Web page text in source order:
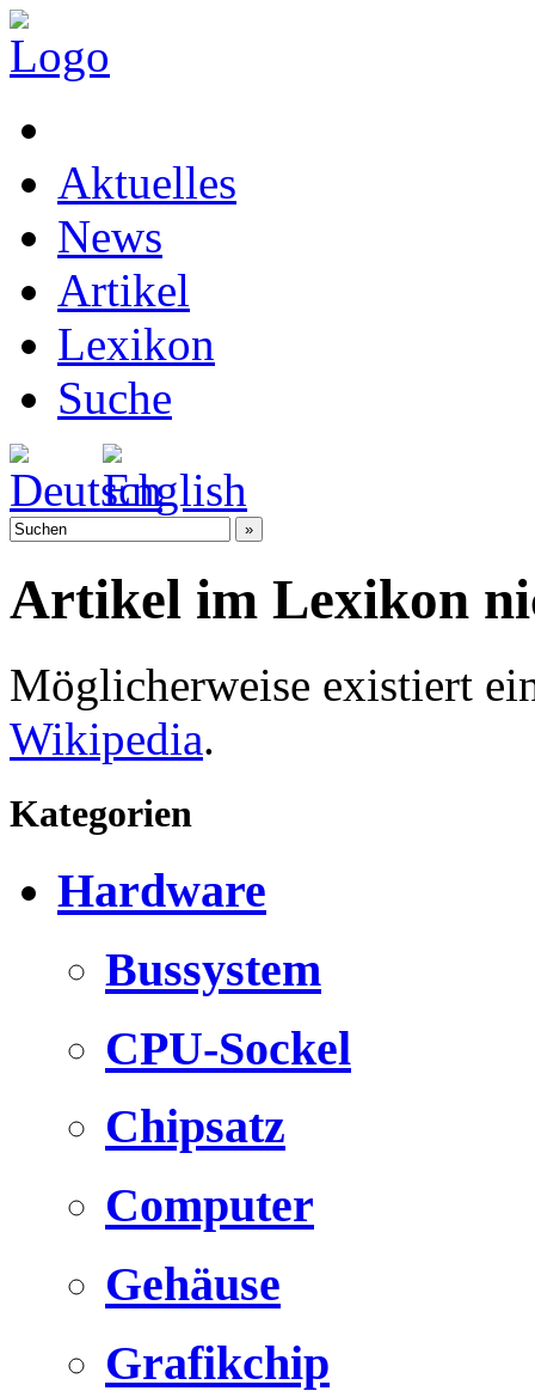
Aktuelles
News
Artikel
Lexikon
Suche
Artikel im Lexikon
Möglicherweise existiert
Wikipedia.
Kategorien
Hardware
Bussystem
CPU-Sockel
Chipsatz
Computer
Gehäuse
Grafikchip